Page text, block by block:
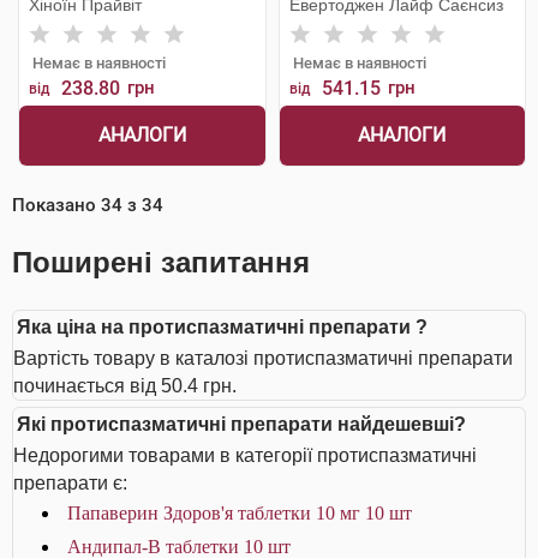
Хіноїн Прайвіт
Немає в наявності
від 238.80 грн
АНАЛОГИ
Евертоджен Лайф Саєнсиз
Немає в наявності
від 541.15 грн
АНАЛОГИ
Показано 34 з 34
Поширені запитання
Яка ціна на протиспазматичні препарати ?
Вартість товару в каталозі протиспазматичні препарати
починається від 50.4 грн.
Які протиспазматичні препарати найдешевші?
Недорогими товарами в категорії протиспазматичні
препарати є:
Папаверин Здоров'я таблетки 10 мг 10 шт
Андипал-В таблетки 10 шт